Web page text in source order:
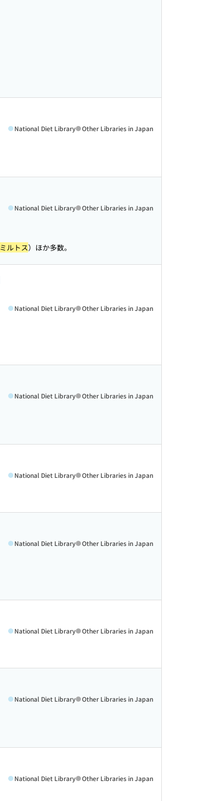
National Diet Library Other Libraries in Japan
National Diet Library Other Libraries in Japan
ミルトス）ほか多数。
National Diet Library Other Libraries in Japan
National Diet Library Other Libraries in Japan
National Diet Library Other Libraries in Japan
National Diet Library Other Libraries in Japan
National Diet Library Other Libraries in Japan
National Diet Library Other Libraries in Japan
National Diet Library Other Libraries in Japan